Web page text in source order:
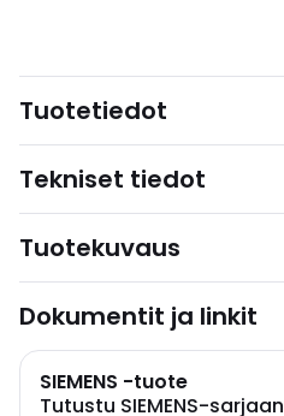
Tuotetiedot
Tekniset tiedot
Tuotekuvaus
Dokumentit ja linkit
SIEMENS -tuote
Tutustu SIEMENS-sarjaan